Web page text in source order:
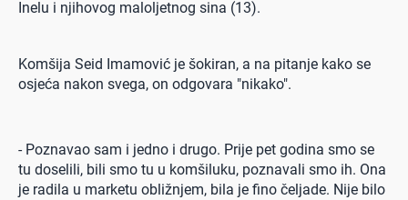
Inelu i njihovog maloljetnog sina (13).
Komšija Seid Imamović je šokiran, a na pitanje kako se
osjeća nakon svega, on odgovara "nikako".
- Poznavao sam i jedno i drugo. Prije pet godina smo se
tu doselili, bili smo tu u komšiluku, poznavali smo ih. Ona
je radila u marketu obližnjem, bila je fino čeljade. Nije bilo